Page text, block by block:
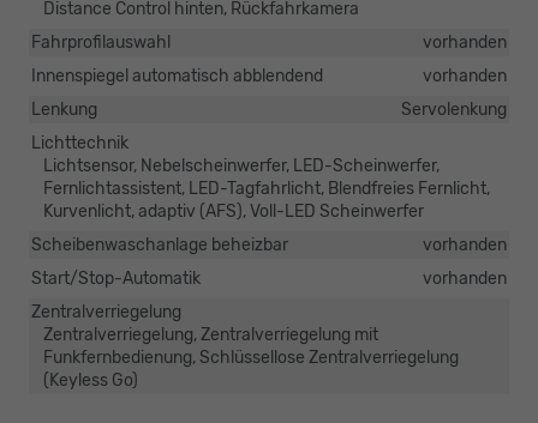
Distance Control hinten, Rückfahrkamera
Fahrprofilauswahl
vorhanden
Innenspiegel automatisch abblendend
vorhanden
Lenkung
Servolenkung
Lichttechnik
Lichtsensor, Nebelscheinwerfer, LED-Scheinwerfer,
Fernlichtassistent, LED-Tagfahrlicht, Blendfreies Fernlicht,
Kurvenlicht, adaptiv (AFS), Voll-LED Scheinwerfer
Scheibenwaschanlage beheizbar
vorhanden
Start/Stop-Automatik
vorhanden
Zentralverriegelung
Zentralverriegelung, Zentralverriegelung mit
Funkfernbedienung, Schlüssellose Zentralverriegelung
(Keyless Go)